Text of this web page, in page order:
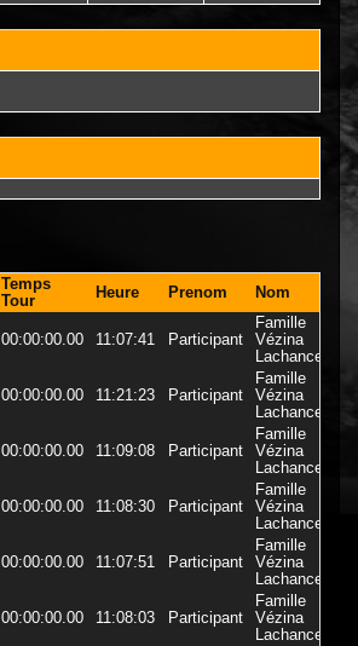
Temps
Tour
Heure Prenom Nom
00:00:00.00 11:07:41 Participant
Famille
Vézina
Lachance
00:00:00.00 11:21:23 Participant
Famille
Vézina
Lachance
00:00:00.00 11:09:08 Participant
Famille
Vézina
Lachance
00:00:00.00 11:08:30 Participant
Famille
Vézina
Lachance
00:00:00.00 11:07:51 Participant
Famille
Vézina
Lachance
00:00:00.00 11:08:03 Participant
Famille
Vézina
Lachance